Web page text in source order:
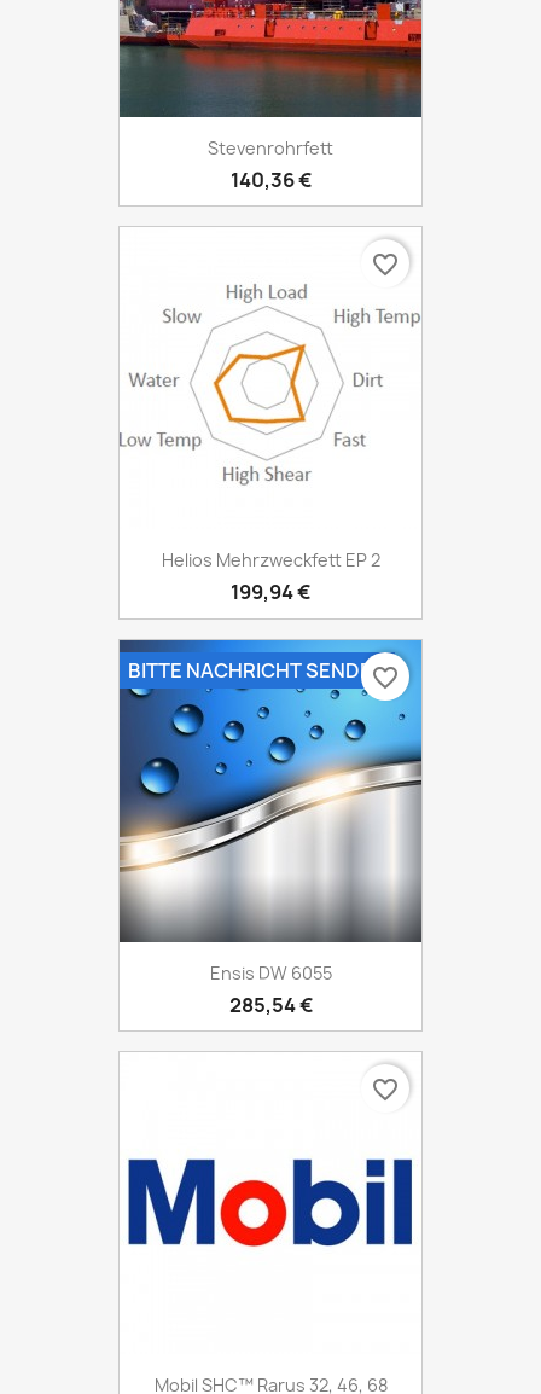
Stevenrohrfett
140,36 €
Helios Mehrzweckfett EP 2
199,94 €
favorite_border
Ensis DW 6055
285,54 €
BITTE NACHRICHT SENDENfavorite_border
Mobil SHC™ Rarus 32, 46, 68
favorite_border